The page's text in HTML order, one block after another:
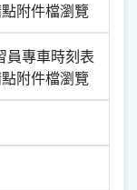
附件檔瀏覽
員專車時刻表
附件檔瀏覽